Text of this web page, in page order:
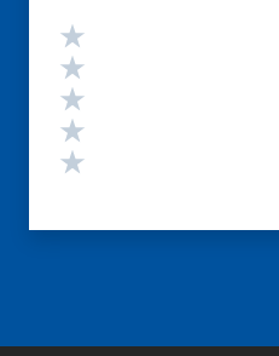
Valutazione